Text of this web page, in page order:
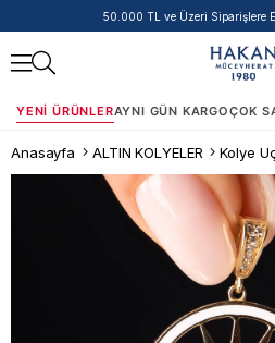
50.000 TL ve Üzeri Siparişlere
YENI ÜRÜNLERAYNI GÜN KARGOÇOK
Anasayfa ALTIN KOLYELER Kolye